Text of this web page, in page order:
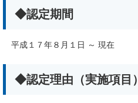
◆認定期間
平成１７年８月１日 ～ 現在
◆認定理由（実施項目）